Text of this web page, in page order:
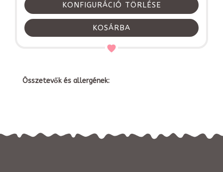
KONFIGURÁCIÓ TÖRLÉSE
KOSÁRBA
Összetevők és allergének: